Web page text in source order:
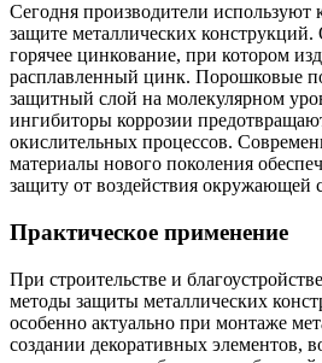
Сегодня производители
защите металлических конструкций.
горячее цинкование, при котором
расплавленный цинк. Порошковые
защитный слой на молекулярном
ингибиторы коррозии
окислительных процессов.
материалы нового поколения
защиту от воздействия окружающей
Практическое применение
При строительстве и
методы защиты металлических
особенно актуально при монтаже
создании декоративных элементов,